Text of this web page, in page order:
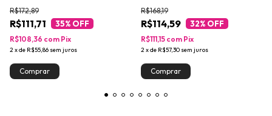
R$111,71
R$172,89
35% OFF
2xde R$55,86 sem juros
R$108,36 com Pix
R$114,59
R$168,19
32% OFF
2xde R$57,30 sem juros
R$111,15 com Pix